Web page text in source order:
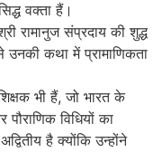
वक्ता हैं।
रामानुज संप्रदाय की शुद्ध
कथा में प्रामाणिकता
भी हैं, जो भारत के
विधियों का
है क्योंकि उन्होंने